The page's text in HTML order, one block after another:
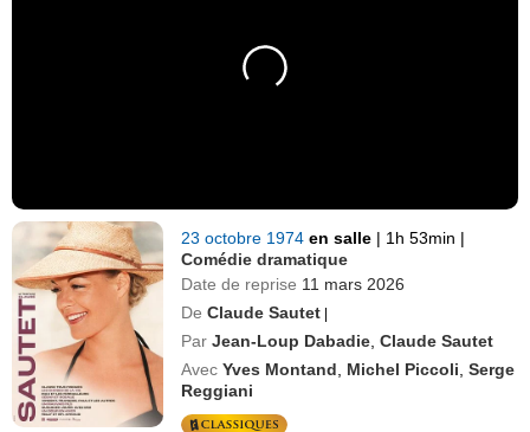
23 octobre 1974en salle | 1h 53min |
Comédie dramatique
Date de reprise 11 mars 2026
De Claude Sautet |
Par Jean-Loup Dabadie ,Claude Sautet
Avec Yves Montand Michel Piccoli ,Serge
Reggiani